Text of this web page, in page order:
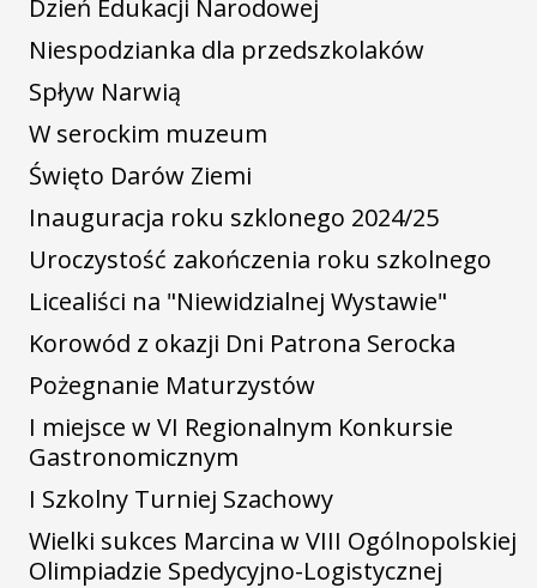
Dzień Edukacji Narodowej
Niespodzianka dla przedszkolaków
Spływ Narwią
W serockim muzeum
Święto Darów Ziemi
Inauguracja roku szklonego 2024/25
Uroczystość zakończenia roku szkolnego
Licealiści na "Niewidzialnej Wystawie"
Korowód z okazji Dni Patrona Serocka
Pożegnanie Maturzystów
I miejsce w VI Regionalnym Konkursie
Gastronomicznym
I Szkolny Turniej Szachowy
Wielki sukces Marcina w VIII Ogólnopolskiej
Olimpiadzie Spedycyjno-Logistycznej